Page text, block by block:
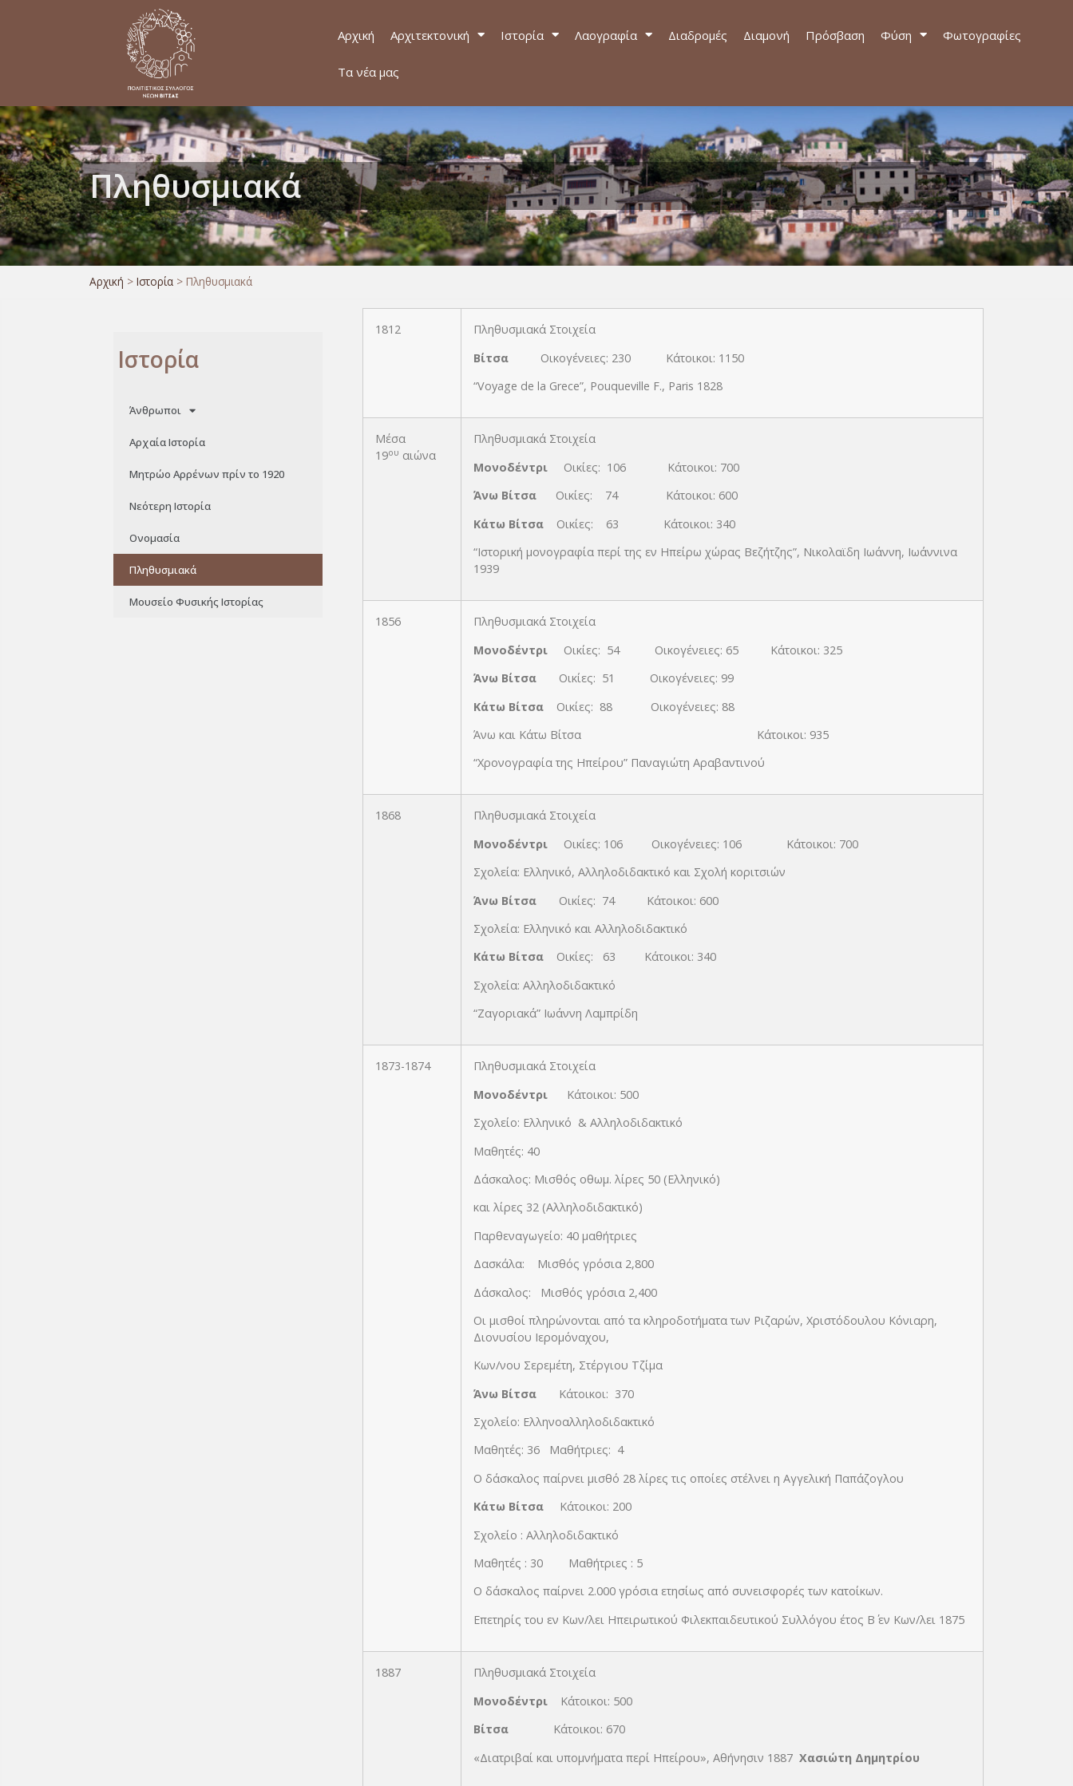
Αρχική Αρχιτεκτονική Ιστορία Λαογραφία Διαδρομές Διαμονή Πρόσβαση Φύση Φωτογραφίες
Τα νέα μας
Πληθυσμιακά
Αρχική > Ιστορία > Πληθυσμιακά
Ιστορία
Άνθρωποι
Αρχαία Ιστορία
Μητρώο Αρρένων πρίν το 1920
Νεότερη Ιστορία
Ονομασία
Πληθυσμιακά
Μουσείο Φυσικής Ιστορίας
1812
Πληθυσμιακά Στοιχεία
Βίτσα
Οικογένειες: 230 Κάτοικοι: 1150
“Voyage de la Grece”, Pouqueville F., Paris 1828
Μέσα
19ου αιώνα
Πληθυσμιακά Στοιχεία
Μονοδέντρι Οικίες: 106 Κάτοικοι: 700
Άνω Βίτσα Οικίες: 74 Κάτοικοι: 600
Κάτω Βίτσα Οικίες: 63 Κάτοικοι: 340
“Ιστορική μονογραφία περί της εν Ηπείρω χώρας Βεζήτζης”, Νικολαϊδη Ιωάννη, Ιωάννινα
1939
1856
Πληθυσμιακά Στοιχεία
Μονοδέντρι Οικίες: 54 Οικογένειες: 65 Κάτοικοι: 325
Άνω Βίτσα Οικίες: 51 Οικογένειες: 99
Κάτω Βίτσα Οικίες: 88 Οικογένειες: 88
Άνω και Κάτω Βίτσα Κάτοικοι: 935
“Χρονογραφία της Ηπείρου” Παναγιώτη Αραβαντινού
1868
Πληθυσμιακά Στοιχεία
Μονοδέντρι Οικίες: 106 Οικογένειες: 106 Κάτοικοι: 700
Σχολεία: Ελληνικό, Αλληλοδιδακτικό και Σχολή κοριτσιών
Άνω Βίτσα Οικίες: 74 Κάτοικοι: 600
Σχολεία: Ελληνικό και Αλληλοδιδακτικό
Κάτω Βίτσα Οικίες: 63 Κάτοικοι: 340
Σχολεία: Αλληλοδιδακτικό
“Ζαγοριακά” Ιωάννη Λαμπρίδη
1873-1874
Πληθυσμιακά Στοιχεία
Μονοδέντρι
Κάτοικοι: 500
Σχολείο: Ελληνικό & Αλληλοδιδακτικό
Μαθητές: 40
Δάσκαλος: Μισθός οθωμ. λίρες 50 (Ελληνικό)
και λίρες 32 (Αλληλοδιδακτικό)
Παρθεναγωγείο: 40 μαθήτριες
Δασκάλα: Μισθός γρόσια 2,800
Δάσκαλος: Μισθός γρόσια 2,400
Οι μισθοί πληρώνονται από τα κληροδοτήματα των Ριζαρών, Χριστόδουλου Κόνιαρη,
Διονυσίου Ιερομόναχου,
Κων/νου Σερεμέτη, Στέργιου Τζίμα
Άνω Βίτσα
Κάτοικοι: 370
Σχολείο: Ελληνοαλληλοδιδακτικό
Μαθητές: 36 Μαθήτριες: 4
Ο δάσκαλος παίρνει μισθό 28 λίρες τις οποίες στέλνει η Αγγελική Παπάζογλου
Κάτω Βίτσα Κάτοικοι: 200
Σχολείο : Αλληλοδιδακτικό
Μαθητές : 30 Μαθήτριες : 5
Ο δάσκαλος παίρνει 2.000 γρόσια ετησίως από συνεισφορές των κατοίκων.
Επετηρίς του εν Κων/λει Ηπειρωτικού Φιλεκπαιδευτικού Συλλόγου έτος Β΄ εν Κων/λει 1875
1887
Πληθυσμιακά Στοιχεία
Μονοδέντρι Κάτοικοι: 500
Βίτσα
Κάτοικοι: 670
«Διατριβαί και υπομνήματα περί Ηπείρου», Αθήνησιν 1887 Χασιώτη Δημητρίου